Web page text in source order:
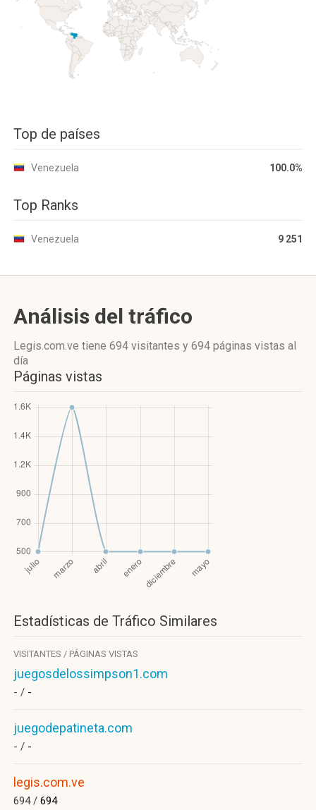
Top de países
Venezuela 100.0%
Top Ranks
Venezuela 9 251
Análisis del tráfico
Legis.com.ve tiene 694 visitantes y 694 páginas vistas al
día
Páginas vistas
Estadísticas de Tráfico Similares
VISITANTES / PÁGINAS VISTAS
juegosdelossimpson1.com
- / -
juegodepatineta.com
- / -
legis.com.ve
694 / 694